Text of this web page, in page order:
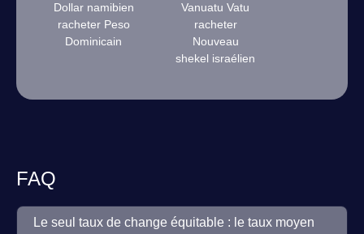
Dollar namibien
racheter Peso
Dominicain
Vanuatu Vatu
racheter
Nouveau
shekel israélien
FAQ
Le seul taux de change équitable : le taux moyen